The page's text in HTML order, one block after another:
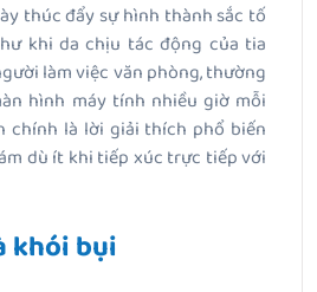
thúc đẩy sự hình thành sắc tố
khi da chịu tác động của tia
làm việc văn phòng, thường
hình máy tính nhiều giờ mỗi
chính là lời giải thích phổ biến
dù ít khi tiếp xúc trực tiếp với
khói bụi